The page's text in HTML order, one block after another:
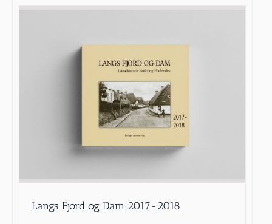
Langs Fjord og Dam 2017-2018